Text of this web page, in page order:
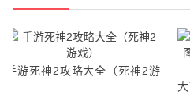
手游死神2攻略大全（死神2游